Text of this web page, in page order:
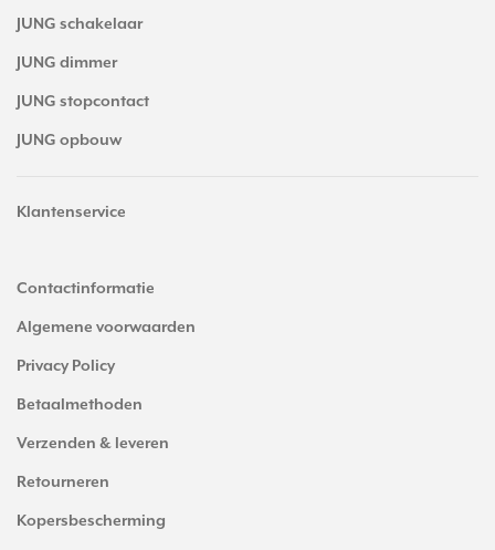
JUNG schakelaar
JUNG dimmer
JUNG stopcontact
JUNG opbouw
Klantenservice
Contactinformatie
Algemene voorwaarden
Privacy Policy
Betaalmethoden
Verzenden & leveren
Retourneren
Kopersbescherming